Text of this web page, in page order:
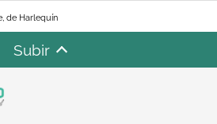
de Harlequín
Subir